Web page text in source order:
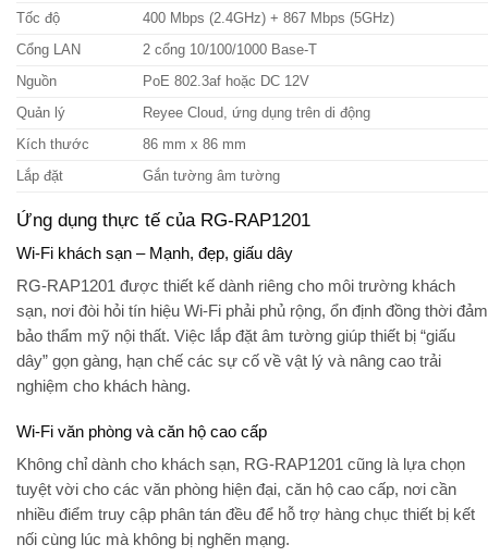
Tốc độ
400 Mbps (2.4GHz) + 867 Mbps (5GHz)
Cổng LAN
2 cổng 10/100/1000 Base-T
Nguồn
PoE 802.3af hoặc DC 12V
Quản lý
Reyee Cloud, ứng dụng trên di động
Kích thước
86 mm x 86 mm
Lắp đặt
Gắn tường âm tường
Ứng dụng thực tế của RG-RAP1201
Wi-Fi khách sạn – Mạnh, đẹp, giấu dây
RG-RAP1201 được thiết kế dành riêng cho môi trường khách
sạn, nơi đòi hỏi tín hiệu Wi-Fi phải phủ rộng, ổn định đồng thời đảm
bảo thẩm mỹ nội thất. Việc lắp đặt âm tường giúp thiết bị “giấu
dây” gọn gàng, hạn chế các sự cố về vật lý và nâng cao trải
nghiệm cho khách hàng.
Wi-Fi văn phòng và căn hộ cao cấp
Không chỉ dành cho khách sạn, RG-RAP1201 cũng là lựa chọn
tuyệt vời cho các văn phòng hiện đại, căn hộ cao cấp, nơi cần
nhiều điểm truy cập phân tán đều để hỗ trợ hàng chục thiết bị kết
nối cùng lúc mà không bị nghẽn mạng.